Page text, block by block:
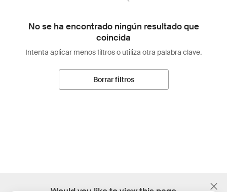
No se ha encontrado ningún resultado que
coincida
Intenta aplicar menos filtros o utiliza otra palabra clave.
Borrar filtros